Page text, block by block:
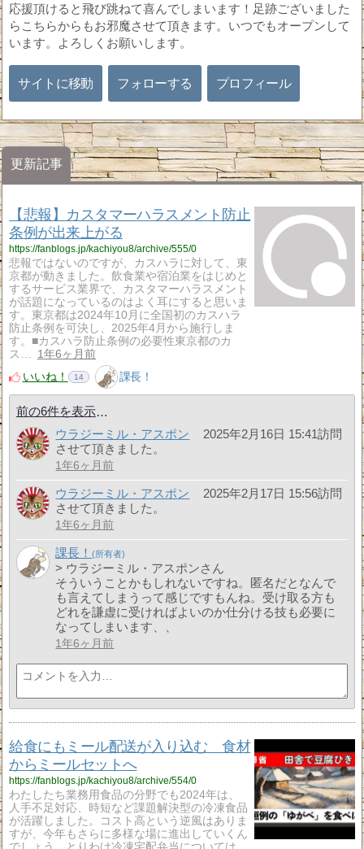
応援頂けると飛び跳ねて喜んでしまいます！足跡ございました
らこちらからもお邪魔させて頂きます。いつでもオープンして
います。よろしくお願いします。
サイトに移動 フォローする プロフィール
更新記事
【悲報】カスタマーハラスメント防止
条例が出来上がる
https://fanblogs.jp/kachiyou8/archive/555/0
悲報ではないのですが、カスハラに対して、東
京都が動きました。飲食業や宿泊業をはじめと
するサービス業界で、カスタマーハラスメント
が話題になっているのはよく耳にすると思いま
す。東京都は2024年10月に全国初のカスハラ
防止条例を可決し、2025年4月から施行しま
す。■カスハラ防止条例の必要性東京都のカ
ス…
1年6ヶ月前
いいね！
14 課長！
前の6件を表示
ウラジーミル・アスポン
2025年2月16日 15:41訪問
させて頂きました。
1年6ヶ月前
ウラジーミル・アスポン
2025年2月17日 15:56訪問
させて頂きました。
1年6ヶ月前
課長！
> ウラジーミル・アスポンさん
そういうことかもしれないですね。匿名だとなんで
も言えてしまうって感じですもんね。受け取る方も
どれを謙虚に受ければよいのか仕分ける技も必要に
なってしまいます、、
1年6ヶ月前
給食にもミール配送が入り込む 食材
からミールセットへ
https://fanblogs.jp/kachiyou8/archive/554/0
わたしたち業務用食品の分野でも2024年は、
人手不足対応、時短など課題解決型の冷凍食品
が活躍しました。コスト高という逆風はありま
すが、今年もさらに多様な場に進出していくん